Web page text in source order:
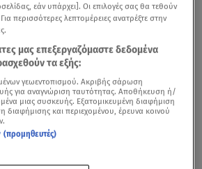
εάν υπάρχει]. Οι επιλογές σας θα τεθούν
περισσότερες λεπτομέρειες ανατρέξτε στην
μας επεξεργαζόμαστε δεδομένα
τα εξής:
γεωεντοπισμού. Ακριβής σάρωση
για αναγνώριση ταυτότητας. Αποθήκευση ή/
μιας συσκευής. Εξατομικευμένη διαφήμιση
διαφήμισης και περιεχομένου, έρευνα κοινού